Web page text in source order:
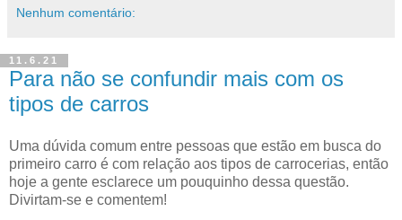
Nenhum comentário:
11.6.21
Para não se confundir mais com os
tipos de carros
Uma dúvida comum entre pessoas que estão em busca do
primeiro carro é com relação aos tipos de carrocerias, então
hoje a gente esclarece um pouquinho dessa questão.
Divirtam-se e comentem!